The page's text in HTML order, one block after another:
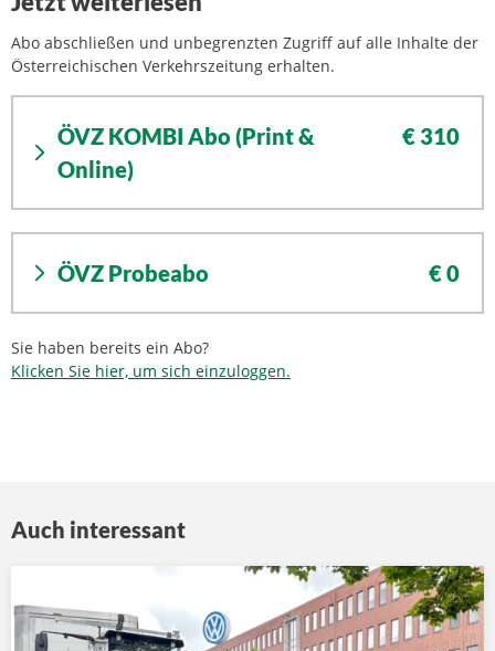
Abo abschließen und unbegrenzten Zugriff auf alle Inhalte der
Österreichischen Verkehrszeitung erhalten.
ÖVZ KOMBI Abo (Print &
Online)
€ 310
ÖVZ Probeabo € 0
Sie haben bereits ein Abo?
Klicken Sie hier, um sich einzuloggen.
Auch interessant